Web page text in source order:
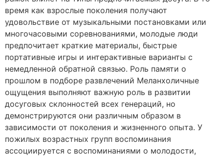
время как взрослые поколения получают
удовольствие от музыкальными постановками или
многочасовыми соревнованиями, молодые люди
предпочитает краткие материалы, быстрые
портативные игры и интерактивные варианты с
немедленной обратной связью. Роль памяти о
прошлом в подборе развлечений Меланхоличные
ощущения выполняют важную роль в развитии
досуговых склонностей всех генераций, но
демонстрируются они различным образом в
зависимости от поколения и жизненного опыта. У
пожилых возрастных групп воспоминания
ассоциируется с воспоминаниями о молодости,